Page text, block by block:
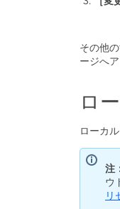
その他
ージへ
ロ
ローカ
注
ウ
リ